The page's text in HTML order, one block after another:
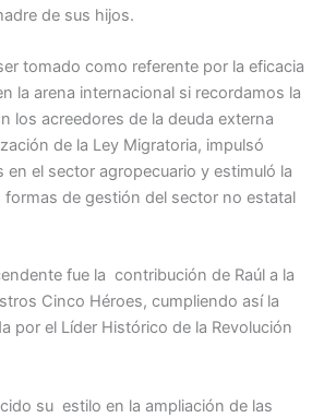
de sus hijos.
tomado como referente por la eficacia
la arena internacional si recordamos la
los acreedores de la deuda externa
de la Ley Migratoria, impulsó
el sector agropecuario y estimuló la
formas de gestión del sector no estatal
fue la contribución de Raúl a la
Cinco Héroes, cumpliendo así la
por el Líder Histórico de la Revolución
su estilo en la ampliación de las